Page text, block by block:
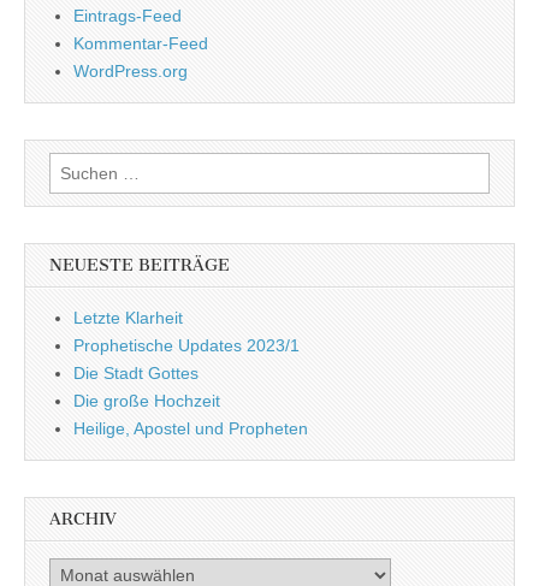
Eintrags-Feed
Kommentar-Feed
WordPress.org
Suchen
nach:
NEUESTE BEITRÄGE
Letzte Klarheit
Prophetische Updates 2023/1
Die Stadt Gottes
Die große Hochzeit
Heilige, Apostel und Propheten
ARCHIV
Archiv